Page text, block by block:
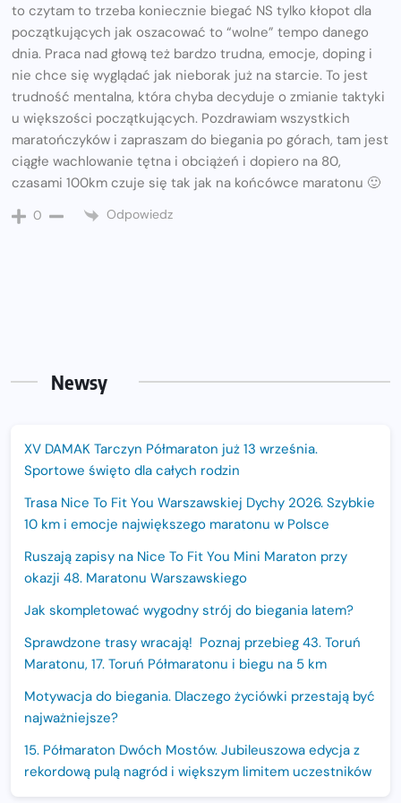
to czytam to trzeba koniecznie biegać NS tylko kłopot dla
początkujących jak oszacować to “wolne” tempo danego
dnia. Praca nad głową też bardzo trudna, emocje, doping i
nie chce się wyglądać jak nieborak już na starcie. To jest
trudność mentalna, która chyba decyduje o zmianie taktyki
u większości początkujących. Pozdrawiam wszystkich
maratończyków i zapraszam do biegania po górach, tam jest
ciągłe wachlowanie tętna i obciążeń i dopiero na 80,
czasami 100km czuje się tak jak na końcówce maratonu 🙂
0 Odpowiedz
Newsy
XV DAMAK Tarczyn Półmaraton już 13 września.
Sportowe święto dla całych rodzin
Trasa Nice To Fit You Warszawskiej Dychy 2026. Szybkie
10 km i emocje największego maratonu w Polsce
Ruszają zapisy na Nice To Fit You Mini Maraton przy
okazji 48. Maratonu Warszawskiego
Jak skompletować wygodny strój do biegania latem?
Sprawdzone trasy wracają! Poznaj przebieg 43. Toruń
Maratonu, 17. Toruń Półmaratonu i biegu na 5 km
Motywacja do biegania. Dlaczego życiówki przestają być
najważniejsze?
15. Półmaraton Dwóch Mostów. Jubileuszowa edycja z
rekordową pulą nagród i większym limitem uczestników